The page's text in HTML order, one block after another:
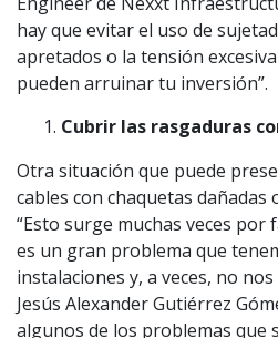
hay que evitar el uso de
apretados o la tensión
pueden arruinar tu inversión”.
Cubrir las rasgaduras
Otra situación que puede
cables con chaquetas
“Esto surge muchas veces
es un gran problema que
instalaciones y, a veces, no
Jesús Alexander Gutiérrez
algunos de los problemas que